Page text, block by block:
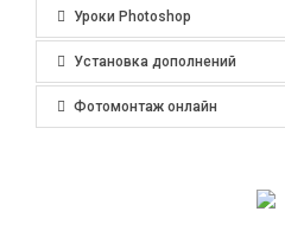
Уроки Photoshop
Установка дополнений
Фотомонтаж онлайн